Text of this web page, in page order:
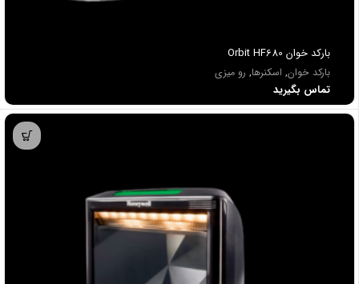
باركد خوان Orbit HF680
بارکد خوان, اسکنرها, رو میزی
تماس بگیرید